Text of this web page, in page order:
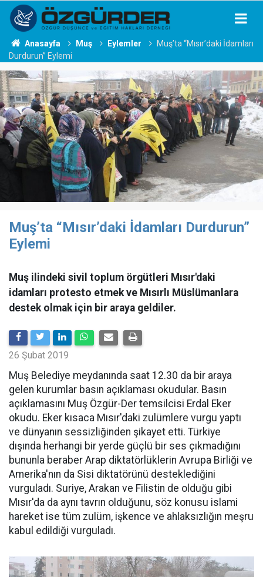
Anasayfa Muş Eylemler
Muş’ta “Mısır’daki İdamları
Durdurun” Eylemi
Muş’ta “Mısır’daki İdamları Durdurun”
Eylemi
Muş ilindeki sivil toplum örgütleri Mısır'daki
idamları protesto etmek ve Mısırlı Müslümanlara
destek olmak için bir araya geldiler.
26 Şubat 2019
Muş Belediye meydanında saat 12.30 da bir araya
gelen kurumlar basın açıklaması okudular. Basın
açıklamasını Muş Özgür-Der temsilcisi Erdal Eker
okudu. Eker kısaca Mısır'daki zulümlere vurgu yaptı
ve dünyanın sessizliğinden şikayet etti. Türkiye
dışında herhangi bir yerde güçlü bir ses çıkmadığını
bununla beraber Arap diktatörlüklerin Avrupa Birliği ve
Amerika'nın da Sisi diktatörünü desteklediğini
vurguladı. Suriye, Arakan ve Filistin de olduğu gibi
Mısır'da da aynı tavrın olduğunu, söz konusu islami
hareket ise tüm zulüm, işkence ve ahlaksızlığın meşru
kabul edildiği vurguladı.